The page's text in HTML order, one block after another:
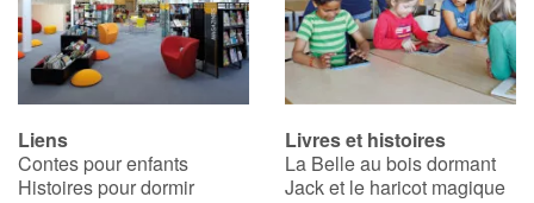
Accueil
Famille
Écoles
Liens
Contes pour enfants
Histoires pour dormir
Livres et histoires
La Belle au bois dormant
Jack et le haricot magique